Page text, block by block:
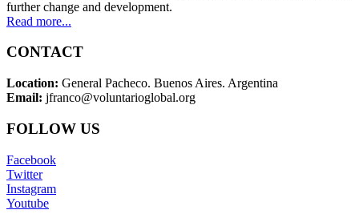
further change and development.
Read more...
CONTACT
Location: General Pacheco. Buenos Aires. Argentina
Email: jfranco@voluntarioglobal.org
FOLLOW US
Facebook
Twitter
Instagram
Youtube